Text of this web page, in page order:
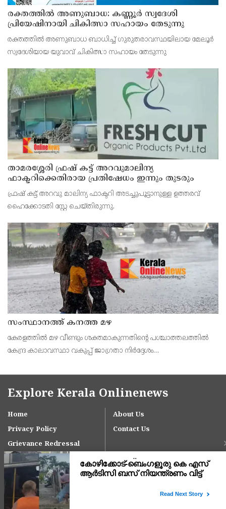
രക്തത്തിൽ അണുബാധ: കണ്ണൂർ സ്വദേശി
പ്രിയേഷിനായി ചികിത്സാ സഹായം തേടുന്നു
രക്തത്തിൽ അണുബാധ ബാധിച്ച് ഗുരുതരാവസ്ഥയിലായ മേലൂർ
സ്വദേശിയായ യുവാവ് ചികിത്സാ സഹായം തേടുന്നു
താമരശ്ശേരി ഫ്രഷ് കട്ട് അറവുമാലിന്യ
ഫാക്ടറിക്കെതിരായ പ്രതിഷേധം ഇന്നും തുടരും
ഫ്രഷ് കട്ട് അറവു മാലിന്യ ഫാക്ടറി അടച്ചുപൂട്ടാനുള്ള ഉത്തരവ്
ഹൈക്കോടതി സ്റ്റേ ചെയ്തിരുന്നു.
സംസ്ഥാനത്ത് കനത്ത മഴ
കേരളത്തിൽ മഴ വീണ്ടും ശക്തമാകുന്നതിന്റെ പശ്ചാത്തലത്തിൽ
കേന്ദ്ര കാലാവസ്ഥാ വകുപ്പ് ജാഗ്രതാ നിർദ്ദേശം
പ്രഖ്യാപിച്ച
Explore Kerala Onlinenews
Home
About Us
Privacy Policy
Contact Us
Grievance Redressal